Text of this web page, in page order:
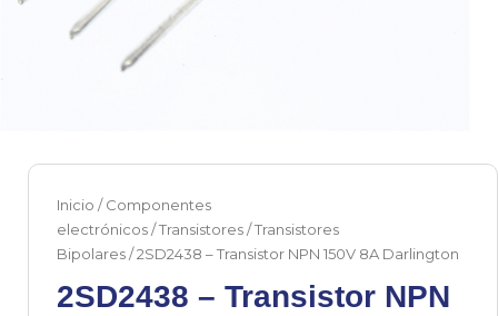
Inicio /Componentes
electrónicos/Transistores/Transistores
Bipolares/ 2SD2438 – Transistor NPN 150V 8A Darlington
2SD2438 – Transistor NPN